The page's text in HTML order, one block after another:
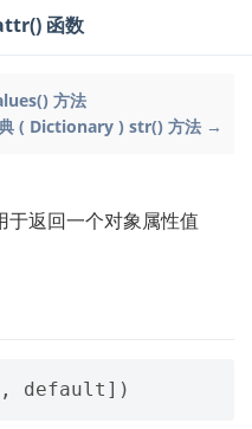
方法
( Dictionary ) str() 方法 →
函数
于返回一个对象属性值
default ])